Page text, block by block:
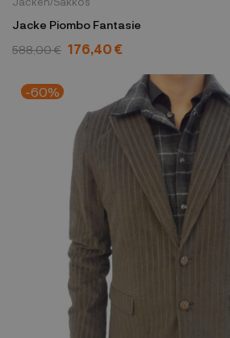
Jacke Piombo Fantasie
588,00 € 176,40 €
-60%